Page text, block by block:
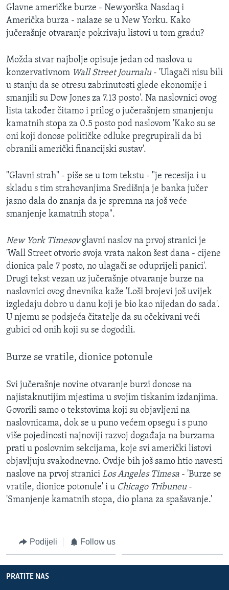
Glavne američke burze - Newyorška Nasdaq i
Američka burza - nalaze se u New Yorku. Kako
jučerašnje otvaranje pokrivaju listovi u tom gradu?
Možda stvar najbolje opisuje jedan od naslova u
konzervativnom Wall Street Journalu- 'Ulagači nisu bili
u stanju da se otresu zabrinutosti glede ekonomije i
smanjili su Dow Jones za 7.13 posto'. Na naslovnici ovog
lista također čitamo i prilog o jučerašnjem smanjenju
kamatnih stopa za 0.5 posto pod naslovom 'Kako su se
oni koji donose političke odluke pregrupirali da bi
obranili američki financijski sustav'.
"Glavni strah" - piše se u tom tekstu - "je recesija i u
skladu s tim strahovanjima Središnja je banka jučer
jasno dala do znanja da je spremna na još veće
smanjenje kamatnih stopa".
New York Timesovglavni naslov na prvoj stranici je
'Wall Street otvorio svoja vrata nakon šest dana - cijene
dionica pale 7 posto, no ulagači se oduprijeli panici'.
Drugi tekst vezan uz jučerašnje otvaranje burze na
naslovnici ovog dnevnika kaže 'Loši brojevi još uvijek
izgledaju dobro u danu koji je bio kao nijedan do sada'.
U njemu se podsjeća čitatelje da su očekivani veći
gubici od onih koji su se dogodili.
Burze se vratile, dionice potonule
Svi jučerašnje novine otvaranje burzi donose na
najistaknutijim mjestima u svojim tiskanim izdanjima.
Govorili samo o tekstovima koji su objavljeni na
naslovnicama, dok se u puno većem opsegu i s puno
više pojedinosti najnoviji razvoj događaja na burzama
prati u poslovnim sekcijama, koje svi američki listovi
objavljuju svakodnevno. Ovdje bih još samo htio navesti
naslove na prvoj stranici Los Angeles Timesa - 'Burze se
vratile, dionice potonule' i u Chicago Tribuneu-
'Smanjenje kamatnih stopa, dio plana za spašavanje.'
Podijeli Follow us
PRATITE NAS